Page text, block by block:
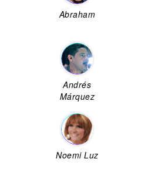
Abraham
Andrés
Márquez
Noemi Luz